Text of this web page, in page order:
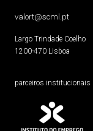
valort@scml.pt
Largo Trindade Coelho
1200-470 Lisboa
parceiros institucionais